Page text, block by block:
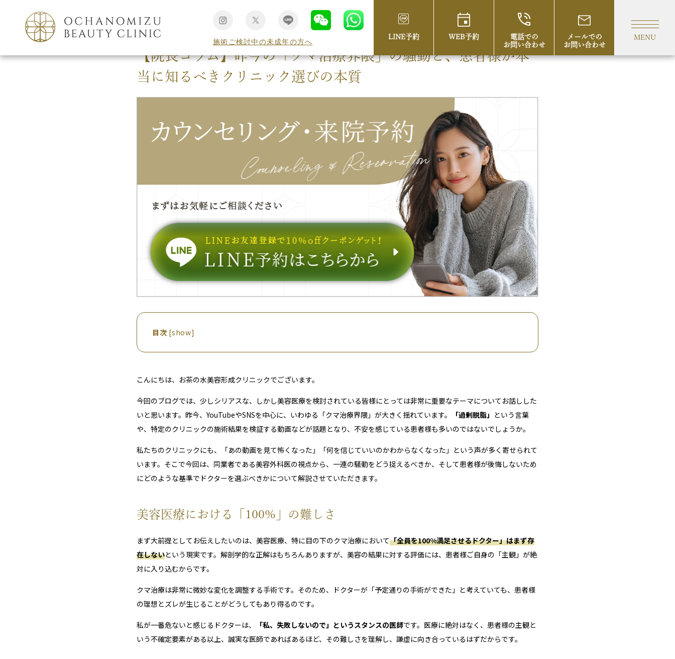
施術ご検討中の未成年の方へ
LINE予約 WEB予約
電話での
お問い合わせ
メールでの
お問い合わせ
MENU
TOP 形成外科手術
【院長コラム】昨今の「クマ治療界隈」の騒動と、患者様が本
当に知るべきクリニック選びの本質
目次 [show]
こんにちは、お茶の水美容形成クリニックでございます。
今回のブログでは、少しシリアスな、しかし美容医療を検討されている皆様にとっては非常に重要なテーマについてお話しした
いと思います。昨今、YouTubeやSNSを中心に、いわゆる「クマ治療界隈」が大きく揺れています。
「過剰脱脂」 という言葉
や、特定のクリニックの施術結果を検証する動画などが話題となり、不安を感じている患者様も多いのではないでしょうか。
私たちのクリニックにも、「あの動画を見て怖くなった」「何を信じていいのかわからなくなった」という声が多く寄せられて
います。そこで今回は、同業者である美容外科医の視点から、一連の騒動をどう捉えるべきか、そして患者様が後悔しないため
にどのような基準でドクターを選ぶべきかについて解説させていただきます。
美容医療における「100%」の難しさ
まず大前提としてお伝えしたいのは、美容医療、特に目の下のクマ治療において「全員を100%満足させるドクター」はまず存
在しないという現実です。解剖学的な正解はもちろんありますが、美容の結果に対する評価には、患者様ご自身の「主観」が絶
対に入り込むからです。
クマ治療は非常に微妙な変化を調整する手術です。そのため、ドクターが「予定通りの手術ができた」と考えていても、患者様
の理想とズレが生じることがどうしてもあり得るのです。
私が一番危ないと感じるドクターは、 「私、失敗しないので」というスタンスの医師です。医療に絶対はなく、患者様の主観と
いう不確定要素がある以上、誠実な医師であればあるほど、その難しさを理解し、謙虚に向き合っているはずだからです。